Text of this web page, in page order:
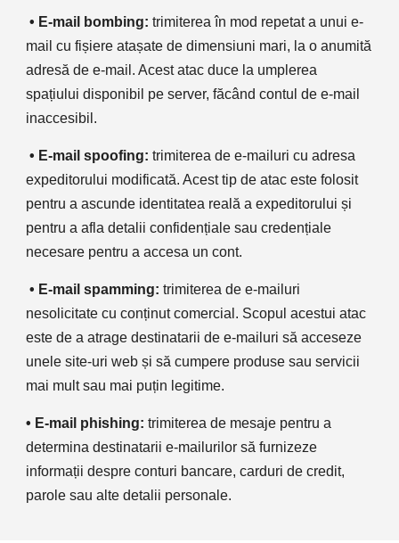
• E-mail bombing: trimiterea în mod repetat a unui e-
mail cu fișiere atașate de dimensiuni mari, la o anumită
adresă de e-mail. Acest atac duce la umplerea
spațiului disponibil pe server, făcând contul de e-mail
inaccesibil.
• E-mail spoofing: trimiterea de e-mailuri cu adresa
expeditorului modificată. Acest tip de atac este folosit
pentru a ascunde identitatea reală a expeditorului și
pentru a afla detalii confidențiale sau credențiale
necesare pentru a accesa un cont.
• E-mail spamming: trimiterea de e-mailuri
nesolicitate cu conținut comercial. Scopul acestui atac
este de a atrage destinatarii de e-mailuri să acceseze
unele site-uri web și să cumpere produse sau servicii
mai mult sau mai puțin legitime.
• E-mail phishing: trimiterea de mesaje pentru a
determina destinatarii e-mailurilor să furnizeze
informații despre conturi bancare, carduri de credit,
parole sau alte detalii personale.